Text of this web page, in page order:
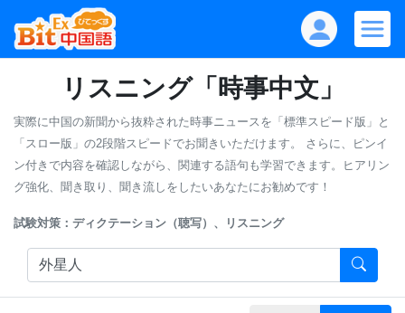
リスニング「時事中文」
実際に中国の新聞から抜粋された時事ニュースを「標準スピード版」と
「スロー版」の2段階スピードでお聞きいただけます。
さらに、ピンイ
ン付きで内容を確認しながら、関連する語句も学習できます。ヒアリン
グ強化、聞き取り、聞き流しをしたいあなたにお勧めです！
試験対策：ディクテーション（聴写）、リスニング